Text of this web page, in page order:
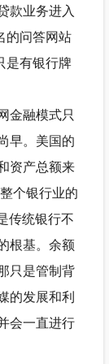
款业务进入
的问答网站
是有银行牌
金融模式只
早。美国的
资产总额来
个银行业的
传统银行不
根基。余额
只是管制背
的发展和利
会一直进行